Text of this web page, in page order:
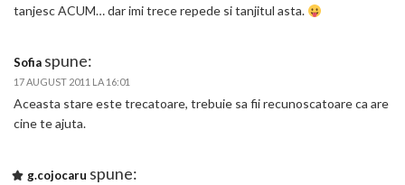
tanjesc ACUM… dar imi trece repede si tanjitul asta.
Sofia spune:
17 AUGUST 2011 LA 16:01
Aceasta stare este trecatoare, trebuie sa fii recunoscatoare ca are
cine te ajuta.
g.cojocaru spune: